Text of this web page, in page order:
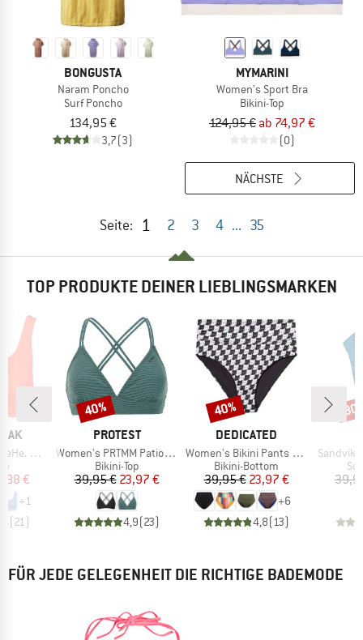
BONGUSTA
Naram Poncho
Surf Poncho
134,95 €
3,7(3)
MYMARINI
Women's Sport Bra
Bikini-Top
124,95 € ab 74,97 €
(0)
Seite: 1 2 3 4 ... 35
NÄCHSTE
TOP PRODUKTE DEINER LIEBLINGSMARKEN
Top
Preis
€
+1
(21)
MARKE
PROTEST
Artikel
Women's PRTMM Patio Triangle
Produktgruppe
Bikini-Top
Preis
39,95 €reduzierter Preis
23,97 €
4,9(23)
Rabatt
40%
MARKE
DEDICATED
Artikel
Women's Bikini Pants Slite
Produktgruppe
Bikini-Bottom
Preis
39,95 €reduzierter Preis
23,97 €
+6
4,8( 13)
Rabatt
40%
Artikel
FÜR JEDE GELEGENHEIT DIE RICHTIGE BADEMODE